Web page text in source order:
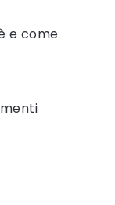
e come